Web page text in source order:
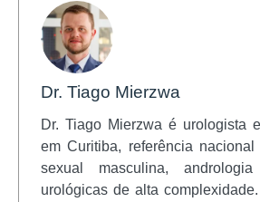
Dr. Tiago Mierzwa
Dr. Tiago Mierzwa é urologista
em Curitiba, referência
sexual masculina,
urológicas de alta